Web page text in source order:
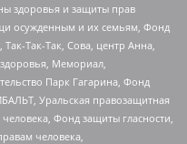
здоровья и защиты прав
осужденным и их семьям, Фонд
Так-Так, Сова, центр Анна,
Мемориал,
Парк Гагарина, Фонд
Уральская правозащитная
Фонд защиты гласности,
человека,